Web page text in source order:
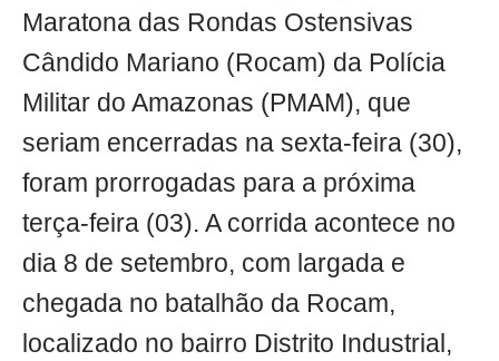
Maratona das Rondas Ostensivas
Cândido Mariano (Rocam) da Polícia
Militar do Amazonas (PMAM), que
seriam encerradas na sexta-feira (30),
foram prorrogadas para a próxima
terça-feira (03). A corrida acontece no
dia 8 de setembro, com largada e
chegada no batalhão da Rocam,
localizado no bairro Distrito Industrial,